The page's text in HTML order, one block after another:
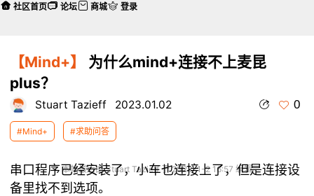
【Mind+】
为什么mind+连接不上麦昆
plus？
Stuart Tazieff 2023.01.02 0
#Mind+ #求助问答
本帖最后由 Stuart Tazieff 于 2023-1-2 16:57 编辑
串口程序已经安装了，小车也连接上了，但是连接设
备里找不到选项。
社区首页 论坛 商城 登录